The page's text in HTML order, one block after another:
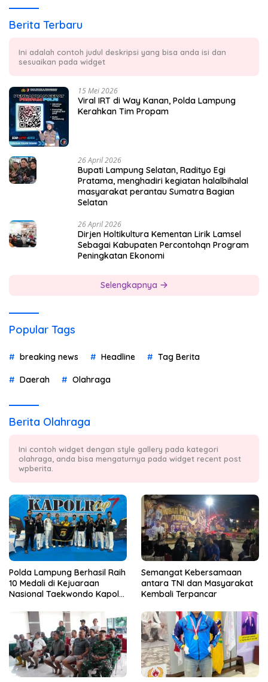
Berita Terbaru
Ini adalah contoh judul deskripsi yang bisa anda isi dan
sesuaikan pada widget
15 Mei 2026
Viral IRT di Way Kanan, Polda Lampung
Kerahkan Tim Propam
26 April 2026
Bupati Lampung Selatan, Radityo Egi
Pratama, menghadiri kegiatan halalbihalal
masyarakat perantau Sumatra Bagian
Selatan
26 April 2026
Dirjen Holtikultura Kementan Lirik Lamsel
Sebagai Kabupaten Percontohqn Program
Peningkatan Ekonomi
Selengkapnya
Popular Tags
breaking news Headline Tag Berita
Daerah Olahraga
Berita Olahraga
Ini contoh widget dengan style gallery pada kategori
olahraga, anda bisa mengaturnya pada widget recent post
wpberita.
Polda Lampung Berhasil Raih
10 Medali di Kejuaraan
Nasional Taekwondo Kapolri
Semangat Kebersamaan
antara TNI dan Masyarakat
Kembali Terpancar